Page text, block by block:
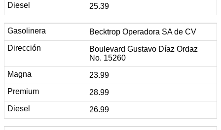
25.39
Becktrop Operadora SA de CV
Boulevard Gustavo Díaz Ordaz
No. 15260
23.99
28.99
26.99